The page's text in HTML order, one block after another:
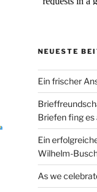
NEUESTE
Ein frischer
Briefen fing es
Ein
Wilhelm-
As we